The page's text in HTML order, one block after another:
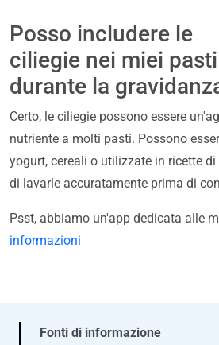
Posso includere le
ciliegie nei miei pasti
durante la
Certo, le ciliegie possono essere
nutriente a molti pasti. Possono
yogurt, cereali o utilizzate in ricette
di lavarle accuratamente prima di
Psst, abbiamo un'app dedicata alle
informazioni
Fonti di informazione